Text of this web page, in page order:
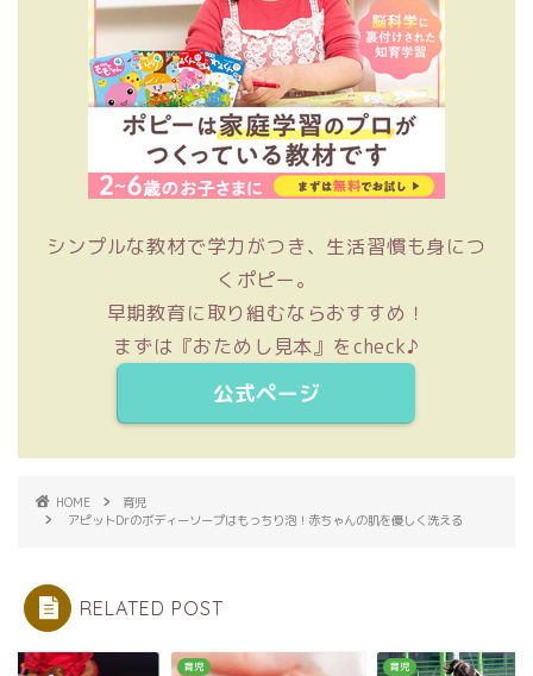
シンプルな教材で学力がつき、生活習慣も身につ
くポピー。
早期教育に取り組むならおすすめ！
まずは『おためし見本』をcheck♪
公式ページ
HOME
育児
アピットDrのボディーソープはもっちり泡！赤ちゃんの肌を優しく洗える
RELATED POST
育児 育児